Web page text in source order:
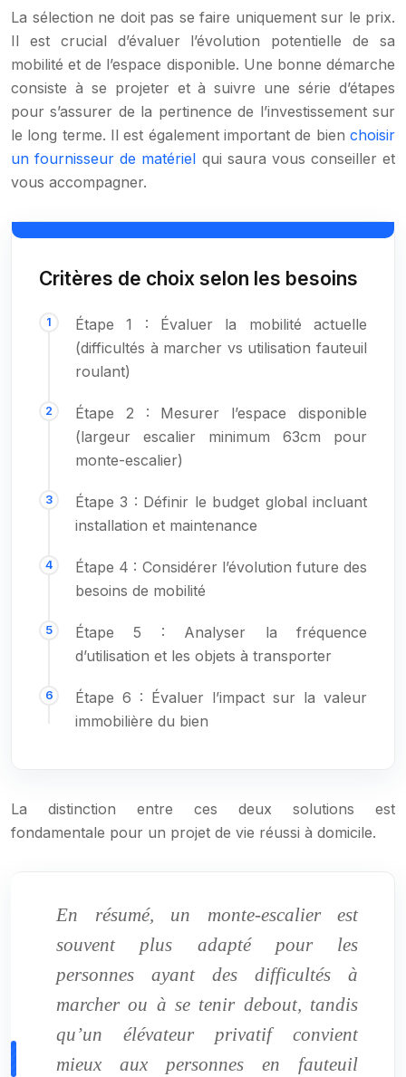
La sélection ne doit pas se faire uniquement sur le prix.
Il est crucial d’évaluer l’évolution potentielle de sa
mobilité et de l’espace disponible. Une bonne démarche
consiste à se projeter et à suivre une série d’étapes
pour s’assurer de la pertinence de l’investissement sur
le long terme. Il est également important de bien choisir
un fournisseur de matériel qui saura vous conseiller et
vous accompagner.
Critères de choix selon les besoins
Étape 1 : Évaluer la mobilité actuelle
(difficultés à marcher vs utilisation fauteuil
roulant)
Étape 2 : Mesurer l’espace disponible
(largeur escalier minimum 63cm pour
monte-escalier)
Étape 3 : Définir le budget global incluant
installation et maintenance
Étape 4 : Considérer l’évolution future des
besoins de mobilité
Étape 5 : Analyser la fréquence
d’utilisation et les objets à transporter
Étape 6 : Évaluer l’impact sur la valeur
immobilière du bien
La distinction entre ces deux solutions est
fondamentale pour un projet de vie réussi à domicile.
En résumé, un monte-escalier est
souvent plus adapté pour les
personnes ayant des difficultés à
marcher ou à se tenir debout, tandis
qu’un élévateur privatif convient
mieux aux personnes en fauteuil